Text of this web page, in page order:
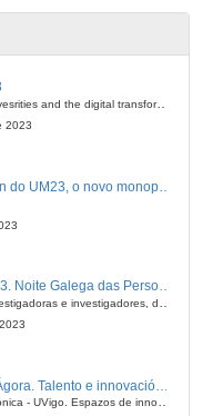
European univesrities and the digital transformation: challenges and opportunities ahead
2023
G-Night 2023. Noite Galega das Persoas Investigadoras. Conciencias creativas
Cátedra Telefónica - UVigo. Espazos de innovación